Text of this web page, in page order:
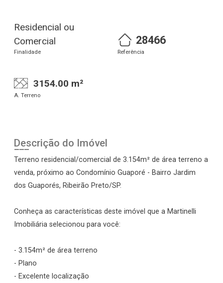
Residencial ou
Comercial
Finalidade
28466
Referência
3154.00 m²
A. Terreno
Descrição do Imóvel
Terreno residencial/comercial de 3.154m² de área terreno a
venda, próximo ao Condomínio Guaporé - Bairro Jardim
dos Guaporés, Ribeirão Preto/SP.
Conheça as características deste imóvel que a Martinelli
Imobiliária selecionou para você:
- 3.154m² de área terreno
- Plano
- Excelente localização